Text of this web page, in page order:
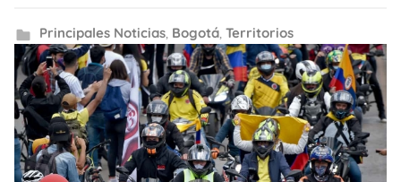
Principales Noticias, Bogotá, Territorios